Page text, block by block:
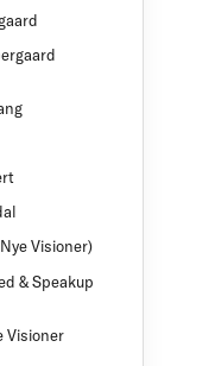
Visioner)
& Speakup
Visioner